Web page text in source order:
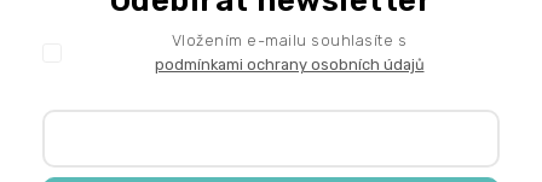
Vložením e-mailu souhlasíte s
podmínkami ochrany osobních údajů